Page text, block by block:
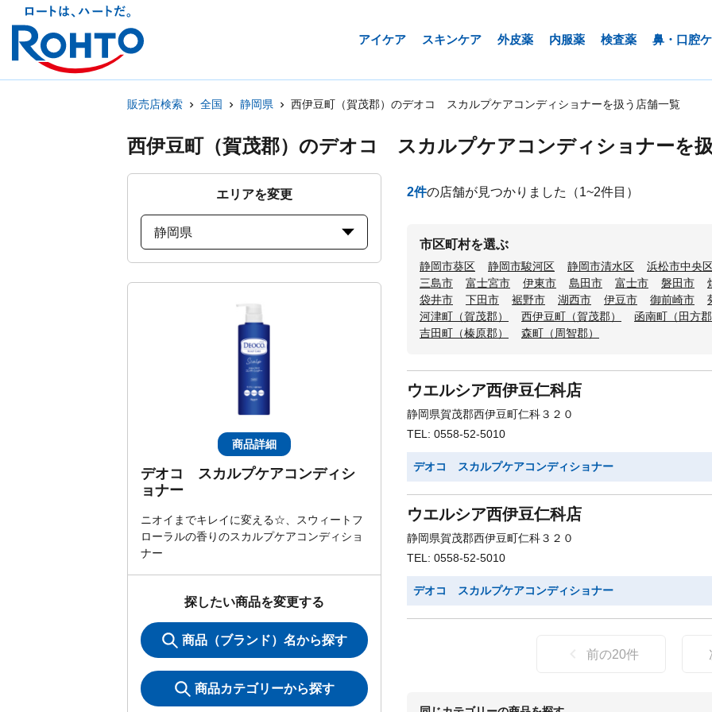
アイケア スキンケア 外皮薬 内服薬 検査薬 鼻・口腔
販売店検索 全国 静岡県 西伊豆町（賀茂郡）のデオコ スカルプケアコンディショナーを扱う店舗一覧
西伊豆町（賀茂郡）のデオコ スカルプケアコンディショナーを
エリアを変更
静岡県
商品詳細
デオコ スカルプケアコンディシ
ョナー
ニオイまでキレイに変える☆、スウィートフ
ローラルの香りのスカルプケアコンディショ
ナー
探したい商品を変更する
商品（ブランド）名から探す
商品カテゴリーから探す
2件の店舗が見つかりました （1~2件目）
市区町村を選ぶ
静岡市葵区 静岡市駿河区 静岡市清水区 浜松市中央
三島市
富士宮市 伊東市 島田市 富士市 磐田市
袋井市
下田市 裾野市 湖西市 伊豆市 御前崎市
河津町（賀茂郡）
西伊豆町（賀茂郡） 函南町（田方郡
吉田町（榛原郡）
森町（周智郡）
ウエルシア西伊豆仁科店
静岡県賀茂郡西伊豆町仁科３２０
TEL: 0558-52-5010
デオコ スカルプケアコンディショナー
ウエルシア西伊豆仁科店
静岡県賀茂郡西伊豆町仁科３２０
TEL: 0558-52-5010
デオコ スカルプケアコンディショナー
前の20件